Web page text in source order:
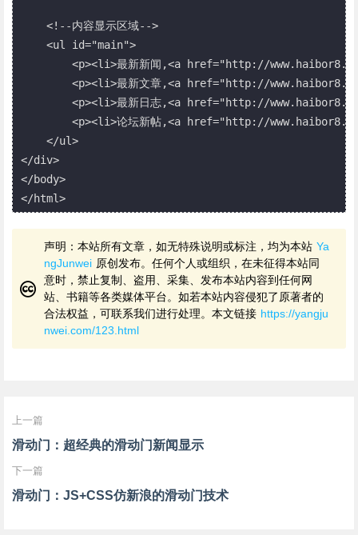
<!--内容显示区域-->
<ul id="main">
<p><li>最新新闻,<a href="http://www.haibor8.cn/">
<p><li>最新文章,<a href="http://www.haibor8.cn/">
<p><li>最新日志,<a href="http://www.haibor8.cn/">
<p><li>论坛新帖,<a href="http://www.haibor8.cn/">
</ul>
</div>
</body>
</html>
声明：本站所有文章，如无特殊说明或标注，均为本站 Ya
ngJunwei 原创发布。任何个人或组织，在未征得本站同
意时，禁止复制、盗用、采集、发布本站内容到任何网
站、书籍等各类媒体平台。如若本站内容侵犯了原著者的
合法权益，可联系我们进行处理。本文链接 https://yangju
nwei.com/123.html
上一篇
滑动门：超经典的滑动门新闻显示
下一篇
滑动门：JS+CSS仿新浪的滑动门技术